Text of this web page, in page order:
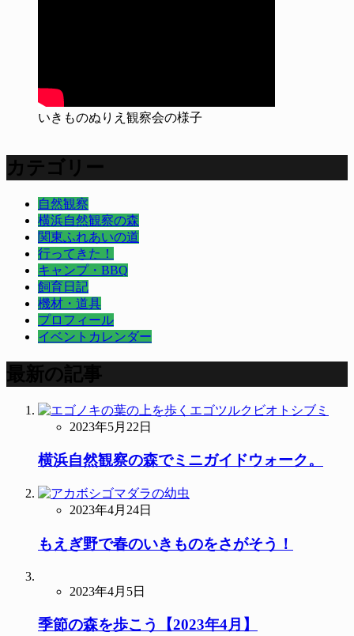
いきものぬりえ観察会の様子
カテゴリー
自然観察
横浜自然観察の森
関東ふれあいの道
行ってきた！
キャンプ・BBQ
飼育日記
機材・道具
プロフィール
イベントカレンダー
最新の記事
2023年5月22日
横浜自然観察の森でミニガイドウォーク。
2023年4月24日
もえぎ野で春のいきものをさがそう！
2023年4月5日
季節の森を歩こう【2023年4月】